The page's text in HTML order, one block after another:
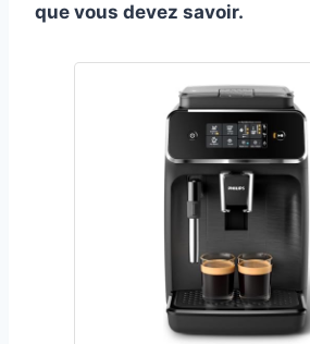
que vous devez savoir.